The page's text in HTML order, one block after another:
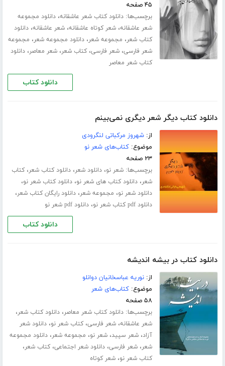
۴۵ صفحه
برچسب‌ها:دانلود کتاب شعر عاشقانه،دانلود مجموعه
شعر عاشقانه،شعر کوتاه عاشقانه،شعر عاشقانه،دانلود
کتاب شعر، مجموعه شعر،دانلود مجموعه شعر، مجموعه
شعر فارسی،شعر فارسی،کتاب شعر،شعر معاصر،دانلود
کتاب شعر معاصر
دانلود کتاب
دانلود کتاب دیگر شعر دیگری نمی‌بینم
از:شهروز مرکباتی لنگرودی
موضوع:کتاب‌های شعر نو
۲۳ صفحه
برچسب‌ها:شعر نو،دانلود شعر،دانلود کتاب شعر،کتاب
شعر،دانلود کتاب های شعر نو،دانلود کتاب شعر نو،
دانلود شعر نو، مجموعه شعر،دانلود رایگان کتاب شعر،
دانلود pdf کتاب شعر نو ،دانلود pdf شعر نو
دانلود کتاب
دانلود کتاب در بیشه اندیشه
از:نوریه عباسخانیان دوانلو
موضوع:کتاب‌های شعر
۵۸ صفحه
برچسب‌ها:دانلود کتاب شعر معاصر،دانلود کتاب شعر،
شعر عاشقانه،شعر فارسی،کتاب شعر نو،دانلود شعر
آزاد،شعر سپید،شعر نو، مجموعه شعر،دانلود مجموعه
شعر،شعر فارسی،دانلود شعر اجتماعی،کتاب شعر،
کتاب شعر نو،شعر کوتاه